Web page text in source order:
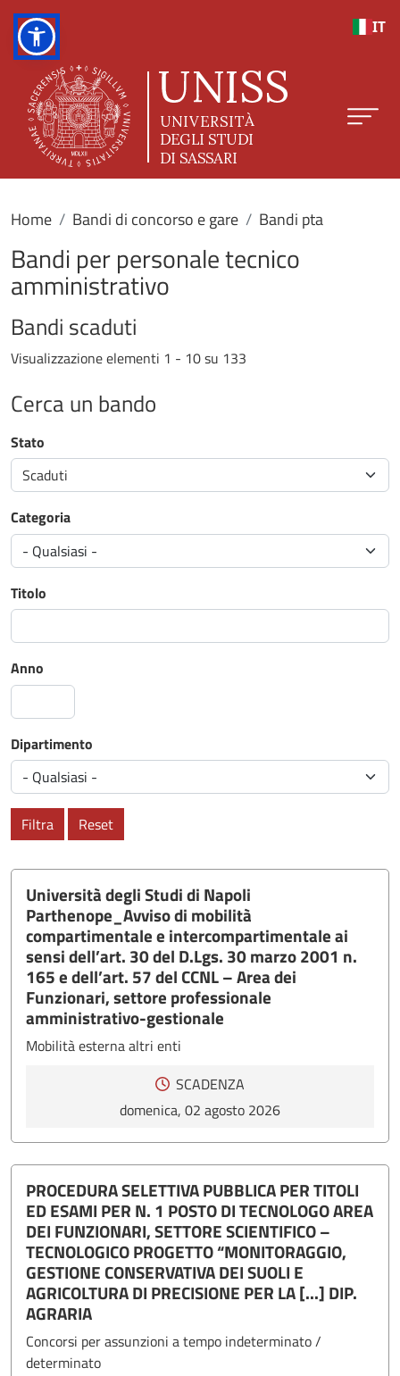
IT
Home Bandi di concorso e gare Bandi pta
Bandi per personale tecnico
amministrativo
Bandi scaduti
Visualizzazione elementi 1 - 10 su 133
Cerca un bando
Stato
Scaduti
Categoria
Titolo
Anno
Dipartimento
Filtra Reset
Università degli Studi di Napoli
Parthenope_Avviso di mobilità
compartimentale e intercompartimentale ai
sensi dell’art. 30 del D.Lgs. 30 marzo 2001 n.
165 e dell’art. 57 del CCNL – Area dei
Funzionari, settore professionale
amministrativo-gestionale
Mobilità esterna altri enti
SCADENZA
domenica, 02 agosto 2026
PROCEDURA SELETTIVA PUBBLICA PER TITOLI
ED ESAMI PER N. 1 POSTO DI TECNOLOGO AREA
DEI FUNZIONARI, SETTORE SCIENTIFICO –
TECNOLOGICO PROGETTO “MONITORAGGIO,
GESTIONE CONSERVATIVA DEI SUOLI E
AGRICOLTURA DI PRECISIONE PER LA [...] DIP.
AGRARIA
Concorsi per assunzioni a tempo indeterminato /
determinato